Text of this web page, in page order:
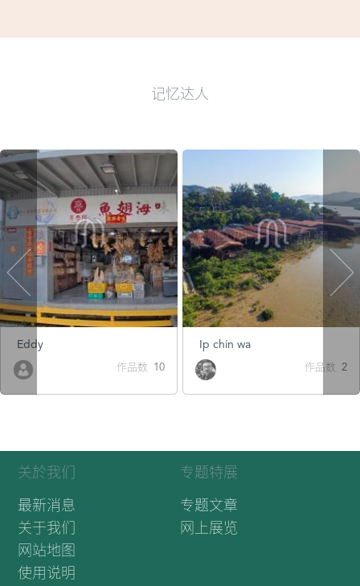
记忆达人
Eddy
作品数 10
Ip chin wa
作品数 2
关於我们
最新消息
关于我们
网站地图
使用说明
专题特展
专题文章
网上展览